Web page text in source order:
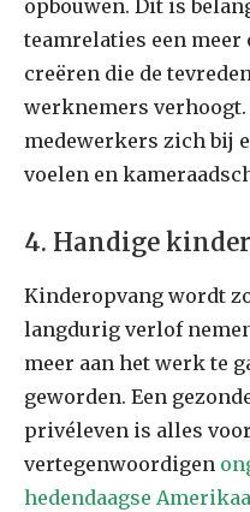
opbouwen. Dit is
teamrelaties een
creëren die de
werknemers
medewerkers zich bij
voelen en
4. Handige
Kinderopvang wordt
langdurig verlof
meer aan het werk te
geworden. Een
privéleven is alles
vertegenwoordigen
hedendaagse